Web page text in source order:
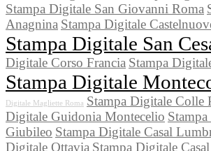
Stampa Digitale San Giovanni Roma
Anagnina Stampa Digitale
Stampa Digitale San
Digitale Corso Francia Stampa
Stampa Digitale
Digitale Magliette Roma Stampa Digitale Colle
Digitale Guidonia Montecelio
Giubileo Stampa Digitale Casal
Digitale Ottavia Stampa Digitale